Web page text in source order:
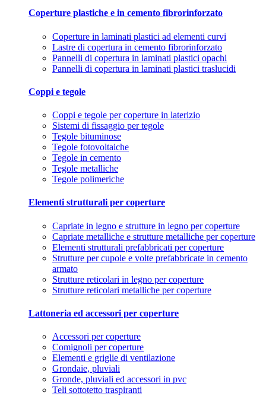
Coperture plastiche e in cemento fibrorinforzato
Coperture in laminati plastici ad elementi curvi
Lastre di copertura in cemento fibrorinforzato
Pannelli di copertura in laminati plastici opachi
Pannelli di copertura in laminati plastici traslucidi
Coppi e tegole
Coppi e tegole per coperture in laterizio
Sistemi di fissaggio per tegole
Tegole bituminose
Tegole fotovoltaiche
Tegole in cemento
Tegole metalliche
Tegole polimeriche
Elementi strutturali per coperture
Capriate in legno e strutture in legno per coperture
Capriate metalliche e strutture metalliche per coperture
Elementi strutturali prefabbricati per coperture
Strutture per cupole e volte prefabbricate in cemento
armato
Strutture reticolari in legno per coperture
Strutture reticolari metalliche per coperture
Lattoneria ed accessori per coperture
Accessori per coperture
Comignoli per coperture
Elementi e griglie di ventilazione
Grondaie, pluviali
Gronde, pluviali ed accessori in pvc
Teli sottotetto traspiranti